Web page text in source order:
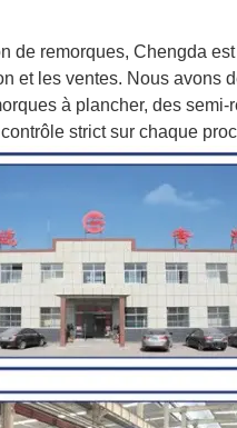
de remorques, Chengda
et les ventes. Nous avons
à plancher, des
strict sur chaque